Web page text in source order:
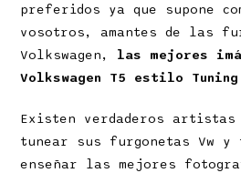
preferidos ya que supone
vosotros, amantes de las
Volkswagen, las mejores
Volkswagen T5 estilo Tuning
Existen verdaderos
tunear sus furgonetas Vw y
enseñar las mejores